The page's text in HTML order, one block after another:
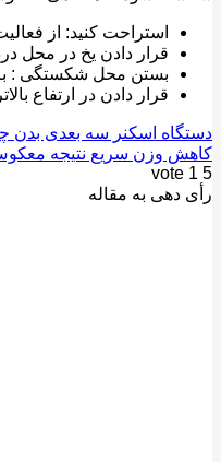
استراحت کنید: از
قرار دادن یخ در محل
بستن محل شکستگی :
قرار دادن در ارتفاع
دستگاه اسکنر سه بعدی بدن
کاهش وزن سریع نتیجه
5
1
vote
رأی دهی به مقاله